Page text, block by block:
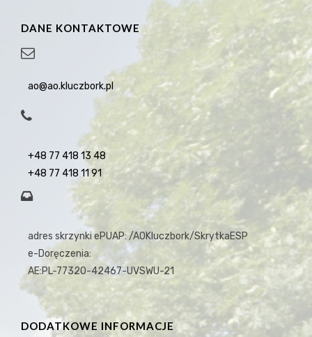
DANE KONTAKTOWE
ao@ao.kluczbork.pl
+48 77 418 13 48
+48 77 418 11 91
adres skrzynki ePUAP: /AOKluczbork/SkrytkaESP
e-Doręczenia:
AE:PL-77320-42467-UVSWU-21
DODATKOWE INFORMACJE